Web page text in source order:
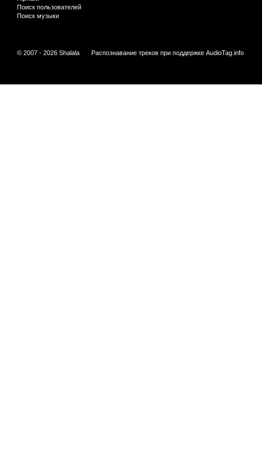
Поиск пользователей
Поиск музыки
© 2007 - 2026 Shalala Распознавание треков при поддержке AudioTag.info